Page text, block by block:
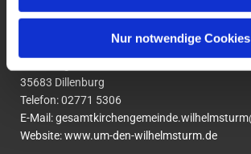
Nur notwendige Cookies
um den Wilhelmsturm
35683 Dillenburg
Telefon:02771 5306
E-Mail:
Website: www.um-den-wilhelmsturm.de